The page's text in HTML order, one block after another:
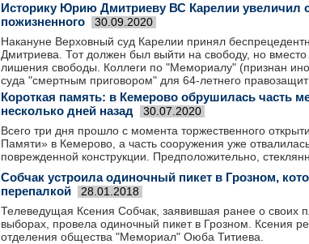
Историку Юрию Дмитриеву ВС Карелии увеличил
пожизненного
30.09.2020
Накануне Верховный суд Карелии принял
Дмитриева. Тот должен был выйти на свободу, но вместо
лишения свободы. Коллеги по "Мемориалу" (признан
суда "смертным приговором" для 64-летнего
Короткая память: в Кемерово обрушилась часть
несколько дней назад
30.07.2020
Всего три дня прошло с момента торжественного
Памяти» в Кемерово, а часть сооружения уже
поврежденной конструкции. Предположительно,
Собчак устроила одиночный пикет в Грозном,
перепалкой
28.01.2018
Телеведущая Ксения Собчак, заявившая ранее о своих
выборах, провела одиночный пикет в Грозном. Ксения
отделения общества "Мемориал" Оюба Титиева.